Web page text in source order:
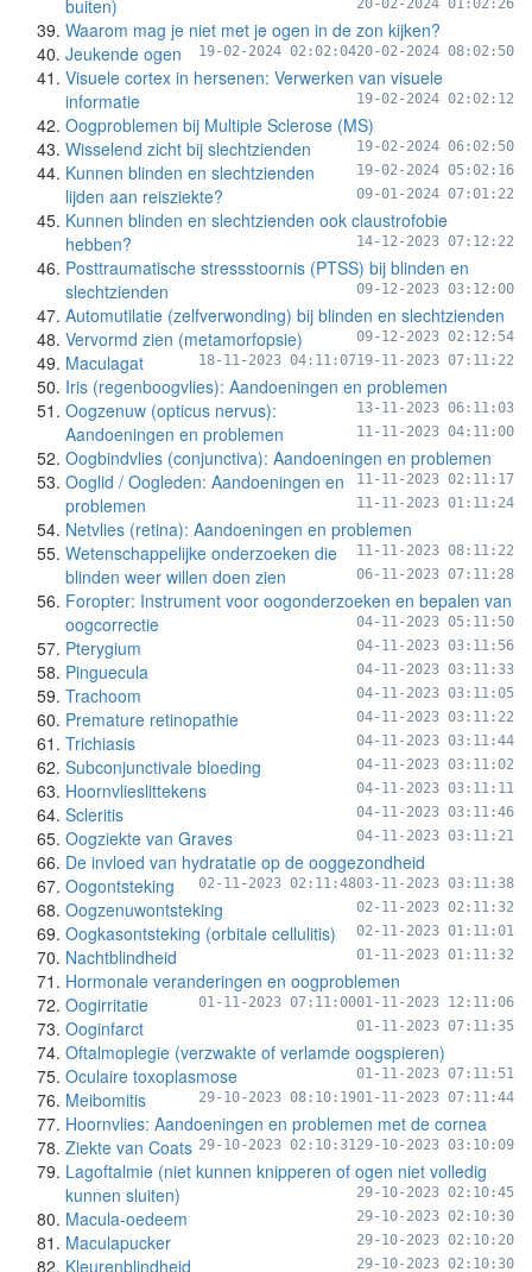
buiten)
20-02-2024 01:02:26
Waarom mag je niet met je ogen in de zon kijken?
20-02-2024 08:02:50
Jeukende ogen 19-02-2024 02:02:04
Visuele cortex in hersenen: Verwerken van visuele
informatie
19-02-2024 02:02:12
Oogproblemen bij Multiple Sclerose (MS)
19-02-2024 06:02:50
Wisselend zicht bij slechtzienden
19-02-2024 05:02:16
Kunnen blinden en slechtzienden
lijden aan reisziekte?
09-01-2024 07:01:22
Kunnen blinden en slechtzienden ook claustrofobie
hebben?
14-12-2023 07:12:22
Posttraumatische stressstoornis (PTSS) bij blinden en
slechtzienden
09-12-2023 03:12:00
Automutilatie (zelfverwonding) bij blinden en slechtzienden
09-12-2023 02:12:54
Vervormd zien (metamorfopsie)
19-11-2023 07:11:22
Maculagat 18-11-2023 04:11:07
Iris (regenboogvlies): Aandoeningen en problemen
13-11-2023 06:11:03
Oogzenuw (opticus nervus):
Aandoeningen en problemen
11-11-2023 04:11:00
Oogbindvlies (conjunctiva): Aandoeningen en problemen
11-11-2023 02:11:17
Ooglid / Oogleden: Aandoeningen en
problemen
11-11-2023 01:11:24
Netvlies (retina): Aandoeningen en problemen
11-11-2023 08:11:22
Wetenschappelijke onderzoeken die
blinden weer willen doen zien
06-11-2023 07:11:28
Foropter: Instrument voor oogonderzoeken en bepalen van
oogcorrectie
04-11-2023 05:11:50
Pterygium 04-11-2023 03:11:56
Pinguecula 04-11-2023 03:11:33
Trachoom 04-11-2023 03:11:05
Premature retinopathie 04-11-2023 03:11:22
Trichiasis 04-11-2023 03:11:44
Subconjunctivale bloeding 04-11-2023 03:11:02
Hoornvlieslittekens 04-11-2023 03:11:11
Scleritis 04-11-2023 03:11:46
Oogziekte van Graves 04-11-2023 03:11:21
De invloed van hydratatie op de ooggezondheid
03-11-2023 03:11:38
Oogontsteking 02-11-2023 02:11:48
Oogzenuwontsteking 02-11-2023 02:11:32
Oogkasontsteking (orbitale cellulitis) 02-11-2023 01:11:01
Nachtblindheid 01-11-2023 01:11:32
Hormonale veranderingen en oogproblemen
01-11-2023 12:11:06
Oogirritatie 01-11-2023 07:11:00
Ooginfarct 01-11-2023 07:11:35
Oftalmoplegie (verzwakte of verlamde oogspieren)
01-11-2023 07:11:51
Oculaire toxoplasmose
01-11-2023 07:11:44
Meibomitis 29-10-2023 08:10:19
Hoornvlies: Aandoeningen en problemen met de cornea
29-10-2023 03:10:09
Ziekte van Coats 29-10-2023 02:10:31
Lagoftalmie (niet kunnen knipperen of ogen niet volledig
kunnen sluiten)
29-10-2023 02:10:45
Macula-oedeem 29-10-2023 02:10:30
Maculapucker 29-10-2023 02:10:20
Kleurenblindheid 29-10-2023 02:10:30